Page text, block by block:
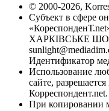
© 2000-2026,
Субъект в сфере
ХАРКІВСЬКЕ
Идентификатор
Использование
сайте,
Корреспондент.net.
При копировании